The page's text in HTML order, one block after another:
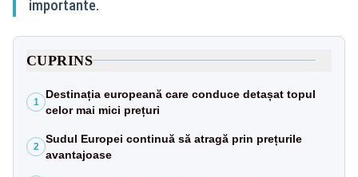
importante.
CUPRINS
1
Destinația europeană care conduce detașat topul
celor mai mici prețuri
2
Sudul Europei continuă să atragă prin prețurile
avantajoase